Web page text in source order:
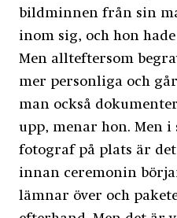
bildminnen från sin
inom sig, och hon
Men allteftersom
mer personliga och
man också
upp, menar hon. Men
fotograf på plats är
innan ceremonin
lämnar över och